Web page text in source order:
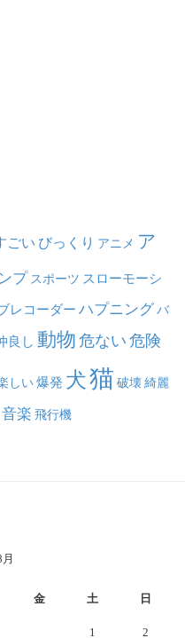
ごい びっくり アニメ ア
プ スポーツ スローモーシ
レコーダー ハプニング バ
良し 動物 危ない 危険
しい爆発 犬猫 破壊綺麗
音楽 飛行機
金 土 日
1 2